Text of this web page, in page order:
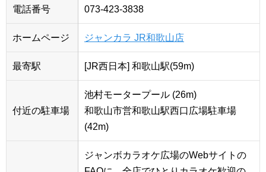
電話番号 073-423-3838
ホームページ ジャンカラ JR和歌山店
最寄駅 [JR西日本] 和歌山駅(59m)
付近の駐車場
池村モータープール (26m)
和歌山市営和歌山駅西口広場駐車場
(42m)
ジャンボカラオケ広場のWebサイトの